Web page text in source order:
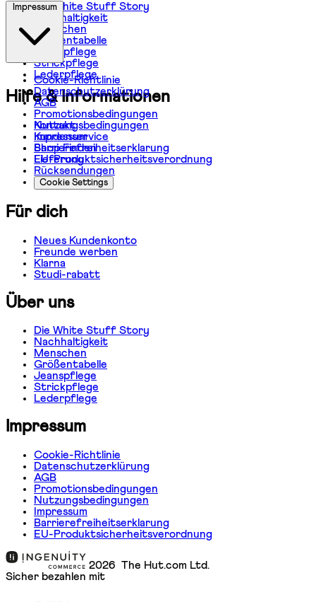
Die White Stuff Story
Nachhaltigkeit
Menschen
Größentabelle
Jeanspflege
Strickpflege
Lederpflege
Impressum
Cookie-Richtlinie
Datenschutzerklürung
AGB
Promotionsbedingungen
Nutzungsbedingungen
Impressum
Barrierefreiheitserklarung
EU-Produktsicherheitsverordnung
Hilfe & Informationen
Kontakt
Kundenservice
Shop Finden
Lieferung
Rücksendungen
Cookie Settings
Für dich
Neues Kundenkonto
Freunde werben
Klarna
Studi-rabatt
Über uns
Die White Stuff Story
Nachhaltigkeit
Menschen
Größentabelle
Jeanspflege
Strickpflege
Lederpflege
Impressum
Cookie-Richtlinie
Datenschutzerklürung
AGB
Promotionsbedingungen
Nutzungsbedingungen
Impressum
Barrierefreiheitserklarung
EU-Produktsicherheitsverordnung
2026 The Hut.com Ltd.
Sicher bezahlen mit